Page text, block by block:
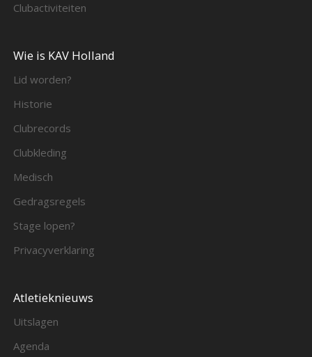
Clubactiviteiten
Wie is KAV Holland
Lid worden?
Historie
Clubrecords
Clubkleding
Medisch
Gedragsregels
Stage lopen?
Privacyverklaring
Atletieknieuws
Uitslagen
Agenda